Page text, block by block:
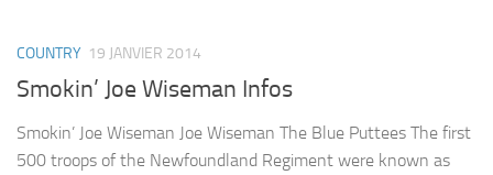
COUNTRY 19 JANVIER 2014
Smokin’ Joe Wiseman Infos
Smokin’ Joe Wiseman Joe Wiseman The Blue Puttees The first
500 troops of the Newfoundland Regiment were known as